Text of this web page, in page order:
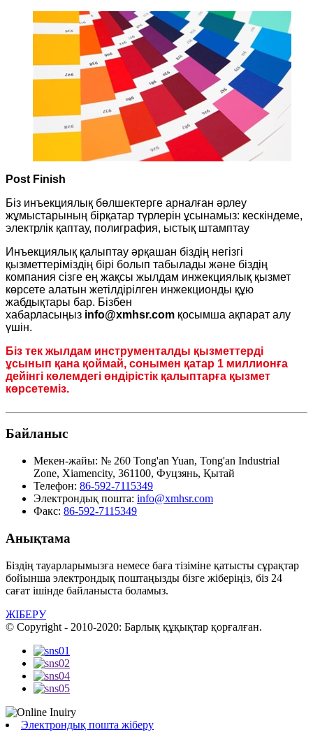
Post Finish
Біз инъекциялық бөлшектерге арналған әрлеу
жұмыстарының бірқатар түрлерін ұсынамыз: кескіндеме,
электрлік қаптау, полиграфия, ыстық штамптау
Инъекциялық қалыптау әрқашан біздің негізгі
қызметтеріміздің бірі болып табылады және біздің
компания сізге ең жақсы жылдам инжекциялық қызмет
көрсете алатын жетілдірілген инжекционды құю
жабдықтары бар. Бізбен
хабарласыңыз info@xmhsr.com қосымша ақпарат алу
үшін.
Біз тек жылдам инструменталды қызметтерді
ұсынып қана қоймай, сонымен қатар 1 миллионға
дейінгі көлемдегі өндірістік қалыптарға қызмет
көрсетеміз.
Байланыс
Мекен-жайы: № 260 Tong'an Yuan, Tong'an Industrial
Zone, Xiamencity, 361100, Фуцзянь, Қытай
Телефон: 86-592-7115349
Электрондық пошта: info@xmhsr.com
Факс: 86-592-7115349
Анықтама
Біздің тауарларымызға немесе баға тізіміне қатысты сұрақтар
бойынша электрондық поштаңызды бізге жіберіңіз, біз 24
сағат ішінде байланыста боламыз.
ЖІБЕРУ
© Copyright - 2010-2020: Барлық құқықтар қорғалған.
Электрондық пошта жіберу